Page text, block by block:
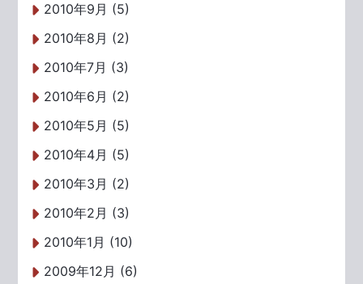
2010年9月 (5)
2010年8月 (2)
2010年7月 (3)
2010年6月 (2)
2010年5月 (5)
2010年4月 (5)
2010年3月 (2)
2010年2月 (3)
2010年1月 (10)
2009年12月 (6)